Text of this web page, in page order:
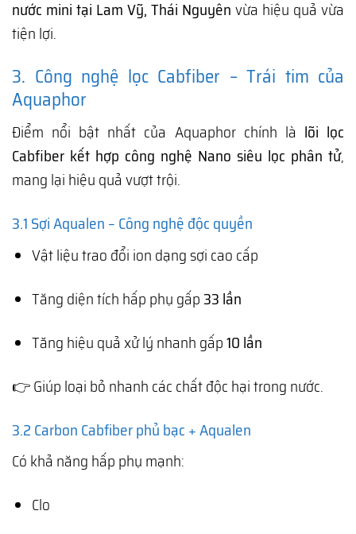
nước mini tại Lam Vỹ, Thái Nguyên vừa hiệu quả vừa
tiện lợi.
3. Công nghệ lọc Cabfiber – Trái tim của
Aquaphor
Điểm nổi bật nhất của Aquaphor chính là lõi lọc
Cabfiber kết hợp công nghệ Nano siêu lọc phân tử,
mang lại hiệu quả vượt trội.
3.1 Sợi Aqualen – Công nghệ độc quyền
Vật liệu trao đổi ion dạng sợi cao cấp
Tăng diện tích hấp phụ gấp33 lần
Tăng hiệu quả xử lý nhanh gấp10 lần
👉 Giúp loại bỏ nhanh các chất độc hại trong nước.
3.2 Carbon Cabfiber phủ bạc + Aqualen
Có khả năng hấp phụ mạnh:
Clo